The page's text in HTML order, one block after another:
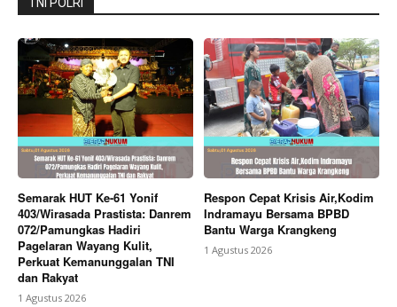
Semarak HUT Ke-61 Yonif
403/Wirasada Prastista: Danrem
072/Pamungkas Hadiri
Pagelaran Wayang Kulit,
Perkuat Kemanunggalan TNI
dan Rakyat
1 Agustus 2026
Respon Cepat Krisis Air,Kodim
Indramayu Bersama BPBD
Bantu Warga Krangkeng
1 Agustus 2026